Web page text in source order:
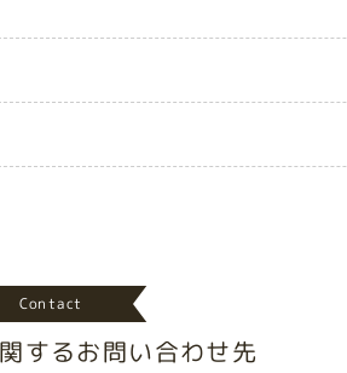
Contact
するお問い合わせ先